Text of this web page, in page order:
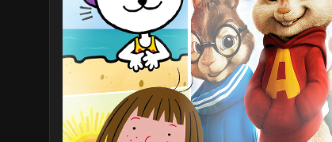
zrozumienia przedstawianych informacji. W
adresem: wojnaidei@gmail.com
Wojna idei to kanał zajmujący się
jak filozofia, socjologia, psychologia i innych
pojawiają się tu również przetłumaczone
Peterson, Camille Paglia, Ben Shapiro,